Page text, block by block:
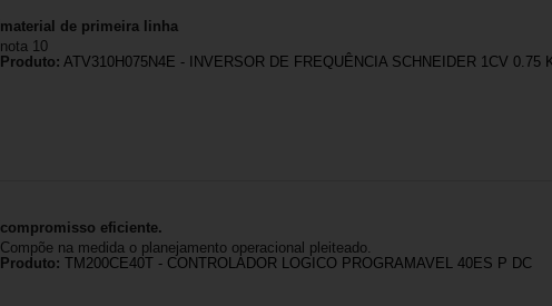
material de primeira linha
nota 10
Produto: ATV310H075N4E - INVERSOR DE FREQUÊNCIA SCHNEIDER 1CV 0.75
compromisso eficiente.
Compõe na medida o planejamento operacional pleiteado.
Produto: TM200CE40T - CONTROLADOR LOGICO PROGRAMAVEL 40ES P DC